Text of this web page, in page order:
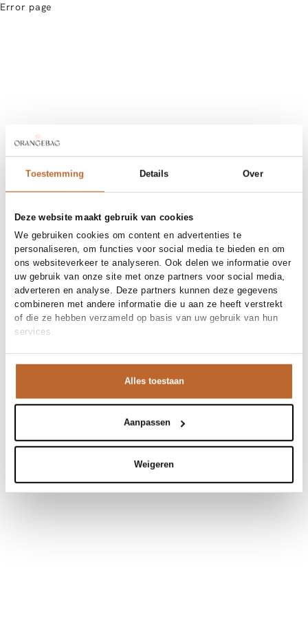
Toestemming Details Over
Deze website maakt gebruik van cookies
We gebruiken cookies om content en advertenties te
personaliseren, om functies voor social media te bieden en om
ons websiteverkeer te analyseren. Ook delen we informatie over
uw gebruik van onze site met onze partners voor social media,
adverteren en analyse. Deze partners kunnen deze gegevens
combineren met andere informatie die u aan ze heeft verstrekt
of die ze hebben verzameld op basis van uw gebruik van hun
services.
Alles toestaan
Aanpassen
Weigeren
Error page